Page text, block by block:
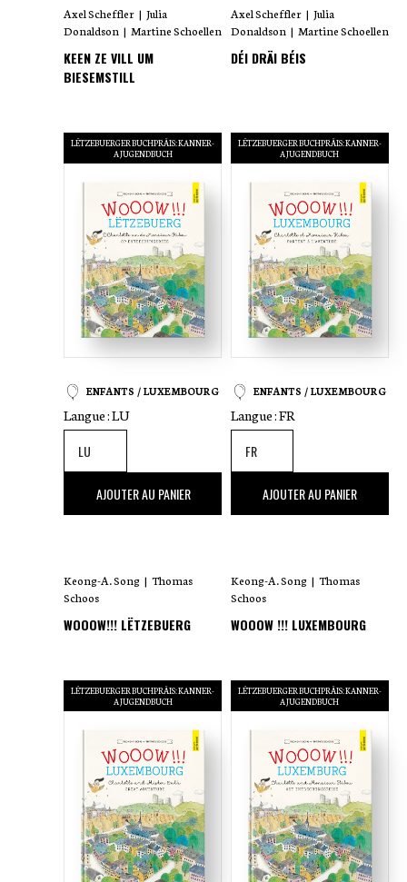
Axel Scheffler | Julia
Donaldson | Martine Schoellen
KEEN ZE VILL UM
BIESEMSTILL
Axel Scheffler | Julia
Donaldson | Martine Schoellen
DÉI DRÄI BÉIS
LËTZEBUERGER BUCHPRÄIS: KANNER-
A JUGENDBUCH
ENFANTS / LUXEMBOURG
Langue :LU
,00 €
AJOUTER AU PANIER
Keong-A. Song | Thomas
Schoos
WOOOW!!! LËTZEBUERG
LËTZEBUERGER BUCHPRÄIS: KANNER-
A JUGENDBUCH
ENFANTS / LUXEMBOURG
Langue :FR
,00 €
AJOUTER AU PANIER
Keong-A. Song | Thomas
Schoos
WOOOW !!! LUXEMBOURG
LËTZEBUERGER BUCHPRÄIS: KANNER-
A JUGENDBUCH
LËTZEBUERGER BUCHPRÄIS: KANNER-
A JUGENDBUCH